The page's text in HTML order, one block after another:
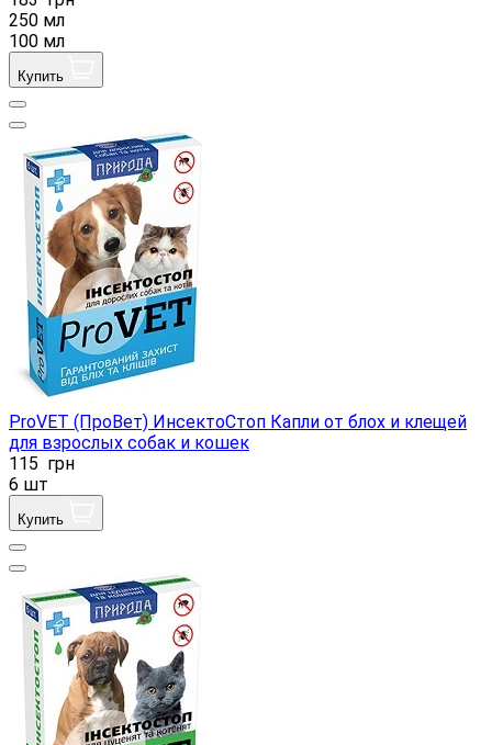
250 мл
100 мл
Купить
ProVET (ПроВет) ИнсектоСтоп Капли от блох и клещей
для взрослых собак и кошек
115 грн
6 шт
Купить